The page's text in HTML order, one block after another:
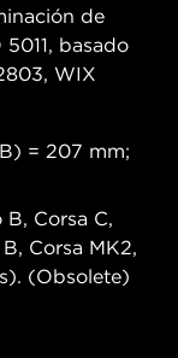
de
basado
WIX
= 207 mm;
Corsa C,
Corsa MK2,
(Obsolete)